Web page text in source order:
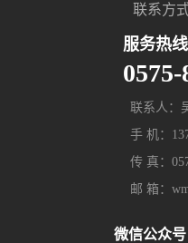
联系方
服务热线
0575-
联系人：
手 机：
传 真：
邮 箱：
微信公众号